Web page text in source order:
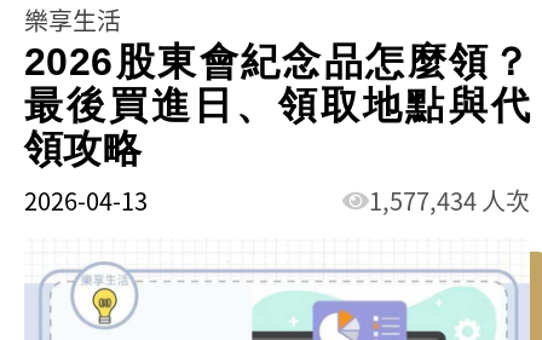
樂享生活
2026股東會紀念品怎麼領？
最後買進日、領取地點與代
領攻略
2026-04-13 1,577,434 人次